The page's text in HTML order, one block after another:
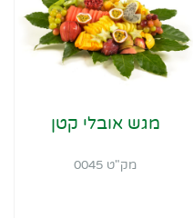
מגש אובלי קטן
מק"ט 0045